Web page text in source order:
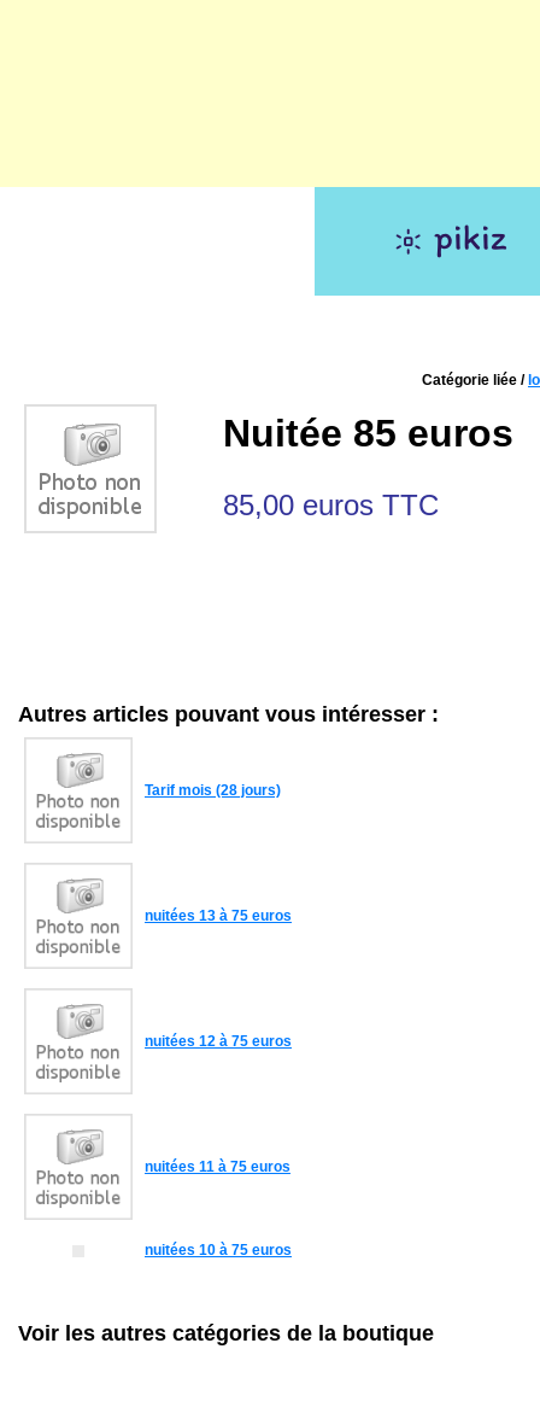
Catégorie liée /
Nuitée 85 euros
85,00 euros TTC
Autres articles pouvant vous intéresser :
Tarif mois (28 jours)
nuitées 13 à 75 euros
nuitées 12 à 75 euros
nuitées 11 à 75 euros
nuitées 10 à 75 euros
Voir les autres catégories de la boutique